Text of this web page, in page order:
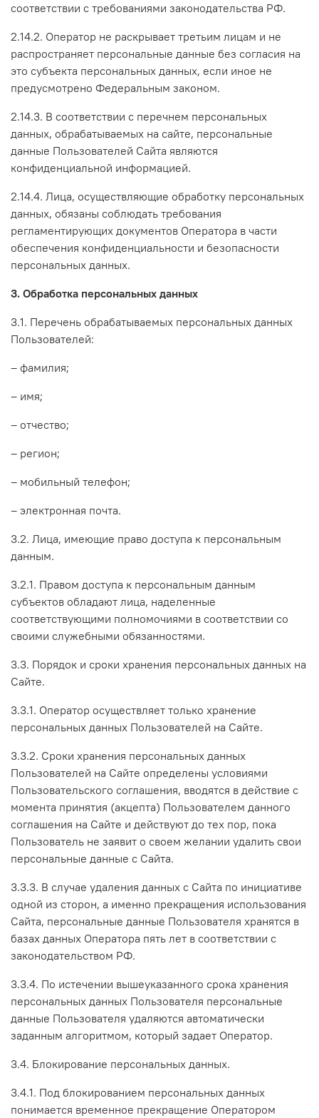
соответствии с требованиями законодательства РФ.
2.14.2. Оператор не раскрывает третьим лицам и не
распространяет персональные данные без согласия на
это субъекта персональных данных, если иное не
предусмотрено Федеральным законом.
2.14.3. В соответствии с перечнем персональных
данных, обрабатываемых на сайте, персональные
данные Пользователей Сайта являются
конфиденциальной информацией.
2.14.4. Лица, осуществляющие обработку персональных
данных, обязаны соблюдать требования
регламентирующих документов Оператора в части
обеспечения конфиденциальности и безопасности
персональных данных.
3. Обработка персональных данных
3.1. Перечень обрабатываемых персональных данных
Пользователей:
– фамилия;
– имя;
– отчество;
– регион;
– мобильный телефон;
– электронная почта.
3.2. Лица, имеющие право доступа к персональным
данным.
3.2.1. Правом доступа к персональным данным
субъектов обладают лица, наделенные
соответствующими полномочиями в соответствии со
своими служебными обязанностями.
3.3. Порядок и сроки хранения персональных данных на
Сайте.
3.3.1. Оператор осуществляет только хранение
персональных данных Пользователей на Сайте.
3.3.2. Сроки хранения персональных данных
Пользователей на Сайте определены условиями
Пользовательского соглашения, вводятся в действие с
момента принятия (акцепта) Пользователем данного
соглашения на Сайте и действуют до тех пор, пока
Пользователь не заявит о своем желании удалить свои
персональные данные с Сайта.
3.3.3. В случае удаления данных с Сайта по инициативе
одной из сторон, а именно прекращения использования
Сайта, персональные данные Пользователя хранятся в
базах данных Оператора пять лет в соответствии с
законодательством РФ.
3.3.4. По истечении вышеуказанного срока хранения
персональных данных Пользователя персональные
данные Пользователя удаляются автоматически
заданным алгоритмом, который задает Оператор.
3.4. Блокирование персональных данных.
3.4.1. Под блокированием персональных данных
понимается временное прекращение Оператором